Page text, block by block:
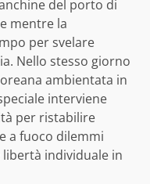
del porto di
mentre la
per svelare
Nello stesso giorno
ambientata in
interviene
per ristabilire
a fuoco dilemmi
individuale in